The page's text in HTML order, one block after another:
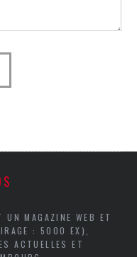
UN MAGAZINE WEB ET
: 5000 EX),
ACTUELLES ET